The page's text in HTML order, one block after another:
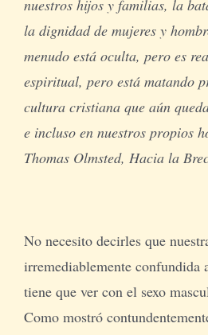
nuestros hijos y familias, la
la dignidad de mujeres y
menudo está oculta, pero es
espiritual, pero está matando
cultura cristiana que aún
e incluso en nuestros propios
Thomas Olmsted, Hacia la
No necesito decirles que
irremediablemente confundida
tiene que ver con el sexo
Como mostró